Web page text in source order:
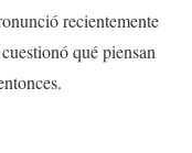
recientemente
qué piensan